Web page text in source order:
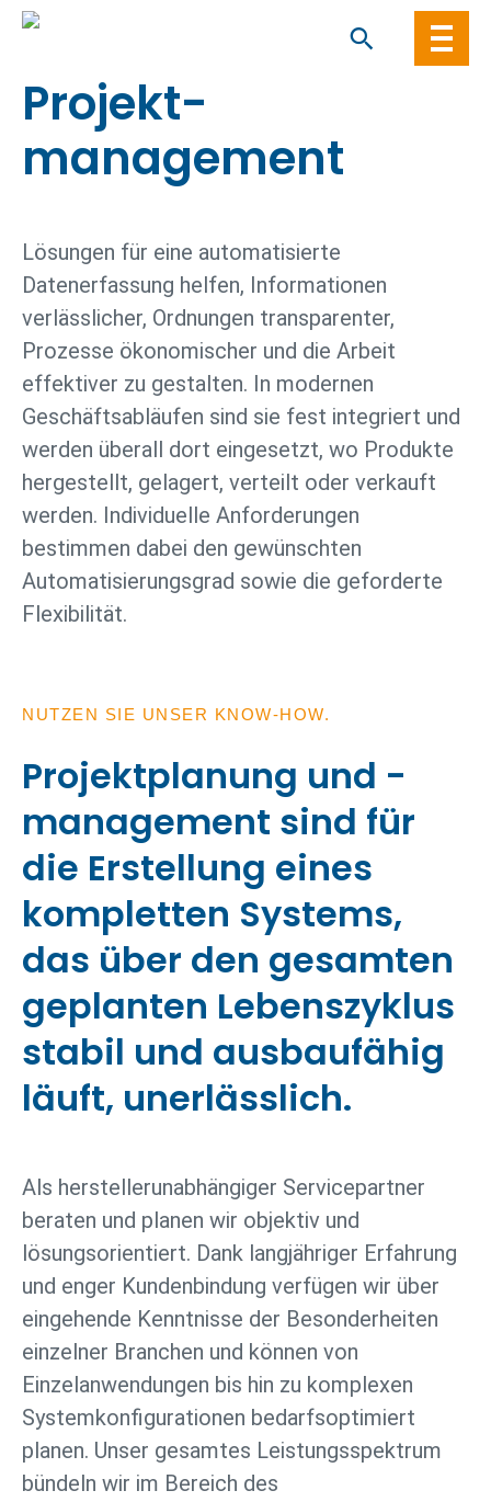
Skip
content
Projekt­
management
Lösungen für eine automatisierte
Datenerfassung helfen, Informationen
verlässlicher, Ordnungen transparenter,
Prozesse ökonomischer und die Arbeit
effektiver zu gestalten. In modernen
Geschäftsabläufen sind sie fest integriert und
werden überall dort eingesetzt, wo Produkte
hergestellt, gelagert, verteilt oder verkauft
werden. Individuelle Anforderungen
bestimmen dabei den gewünschten
Automatisierungsgrad sowie die geforderte
Flexibilität.
NUTZEN SIE UNSER KNOW-HOW.
Projektplanung und -
management sind für
die Erstellung eines
kompletten Systems,
das über den gesamten
geplanten Lebenszyklus
stabil und ausbaufähig
läuft, unerlässlich.
Als herstellerunabhängiger Servicepartner
beraten und planen wir objektiv und
lösungsorientiert. Dank langjähriger Erfahrung
und enger Kundenbindung verfügen wir über
eingehende Kenntnisse der Besonderheiten
einzelner Branchen und können von
Einzelanwendungen bis hin zu komplexen
Systemkonfigurationen bedarfsoptimiert
planen. Unser gesamtes Leistungsspektrum
bündeln wir im Bereich des